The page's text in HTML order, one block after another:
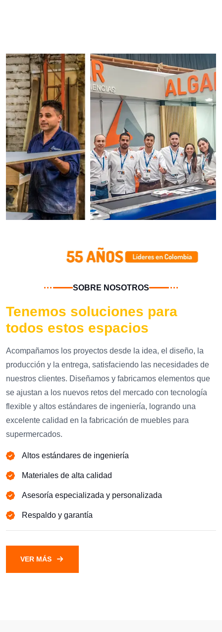
SOBRE NOSOTROS
Tenemos soluciones para
todos estos espacios
Acompañamos los proyectos desde la idea, el diseño, la
producción y la entrega, satisfaciendo las necesidades de
nuestros clientes. Diseñamos y fabricamos elementos que
se ajustan a los nuevos retos del mercado con tecnología
flexible y altos estándares de ingeniería, logrando una
excelente calidad en la fabricación de muebles para
supermercados.
Altos estándares de ingeniería
Materiales de alta calidad
Asesoría especializada y personalizada
Respaldo y garantía
VER MÁS